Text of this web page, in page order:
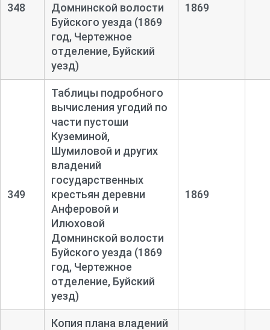
348
Домнинской волости
Буйского уезда (1869
год, Чертежное
отделение, Буйский
уезд)
1869
349
Таблицы подробного
вычисления угодий по
части пустоши
Куземиной,
Шумиловой и других
владений
государственных
крестьян деревни
Анферовой и
Илюховой
Домнинской волости
Буйского уезда (1869
год, Чертежное
отделение, Буйский
уезд)
1869
Копия плана владений